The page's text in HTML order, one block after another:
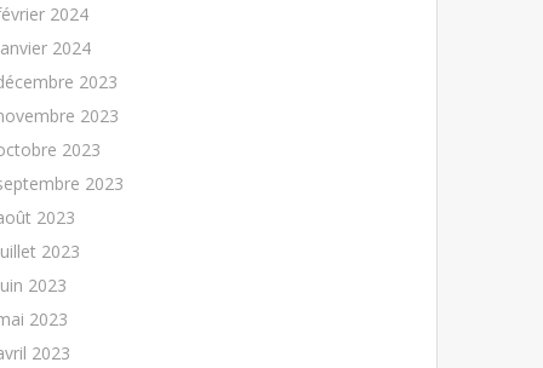
2024
2024
2023
2023
2023
2023
2023
2023
2023
2023
2023